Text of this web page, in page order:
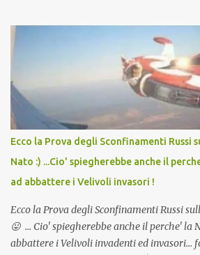
Vaccino come: l' Amaro del Capo, era
andava bene anche, a Temperatura
l'articolo per NON Dimenticare!
Ecco la Prova degli Sconfinamenti Russi
Nato :) ...Cio' spiegherebbe anche il
ad abbattere i Velivoli invasori !
Ecco la Prova degli Sconfinamenti Russi
😛 ... Cio' spiegherebbe anche il perche' la
abbattere i Velivoli invadenti ed invasori...